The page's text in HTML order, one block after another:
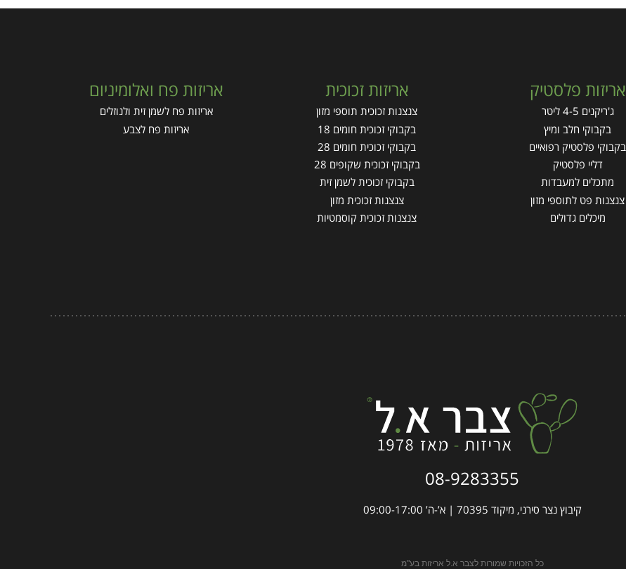
אריזות פלסטיק
ג'ריקנים 4-5 ליטר
בקבוקי חלב ומיץ
בקבוקי פלסטיק רפואיים
דליי פלסטיק
מתכלים למעבדות
צנצנות פט לתוספי מזון
מיכלים גדולים
אריזות זכוכית
צנצנות זכוכית תוספי מזון
בקבוקי זכוכית חומים 18
בקבוקי זכוכית חומים 28
בקבוקי זכוכית שקופים 28
בקבוקי זכוכית לשמן זית
צנצנות זכוכית מזון
צנצנות זכוכית קוסמטיות
אריזות פח ואלומיניום
אריזות פח לשמן זית ולנוזלים
אריזות פח לצבע
08-9283355
קיבוץ נצר סירני, מיקוד 70395 | א’-ה’ 09:00-17:00
כל הזכויות שמורות לצבר א.ל אריזות בע"מ